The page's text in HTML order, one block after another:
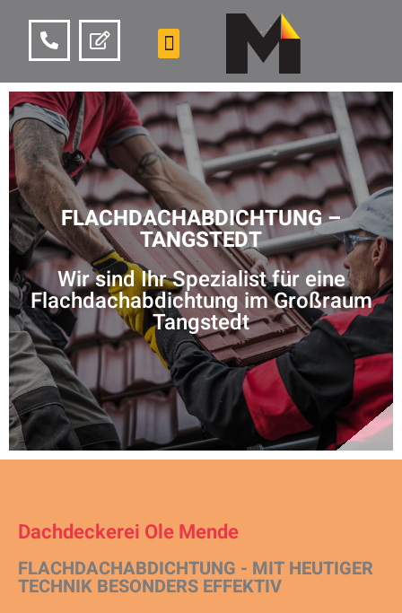
FLACHDACHABDICHTUNG –
TANGSTEDT
Wir sind Ihr Spezialist für eine
Flachdachabdichtung im Großraum
Tangstedt
Dachdeckerei Ole Mende
FLACHDACHABDICHTUNG - MIT HEUTIGER
TECHNIK BESONDERS EFFEKTIV